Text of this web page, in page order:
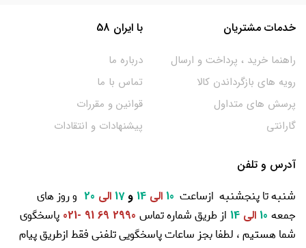
خدمات مشتریان
راهنما خرید ، پرداخت و ارسال
رویه های بازگرداندن کالا
پرسش های متداول
گارانتی
با ایران 58
درباره ما
تماس با ما
قوانین و مقررات
پیشنهادات و انتقادات
آدرس و تلفن
شنبه تا پنجشنبه ازساعت 10 الی و17 الی
و روز های
جمعه
الی از طریق شماره تماس 2990 69 91 -021
پاسخگوی
شما هستیم ، لطفا بجز ساعات پاسخگویی تلفنی فقط ازطریق پیام